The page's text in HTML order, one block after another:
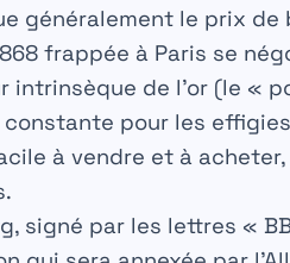
généralement le prix de
frappée à Paris se
de l’or (le «
pour les
à vendre et à
signé par les lettres «